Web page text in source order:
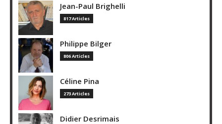
Jean-Paul Brighelli
817 Articles
Philippe Bilger
806 Articles
Céline Pina
273 Articles
Didier Desrimais